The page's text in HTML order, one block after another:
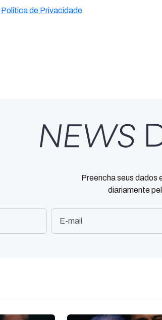
Política de Privacidade
Preencha seus dados
diariamente